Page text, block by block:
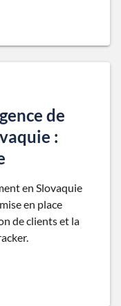
de
:
en Slovaquie
en place
de clients et la